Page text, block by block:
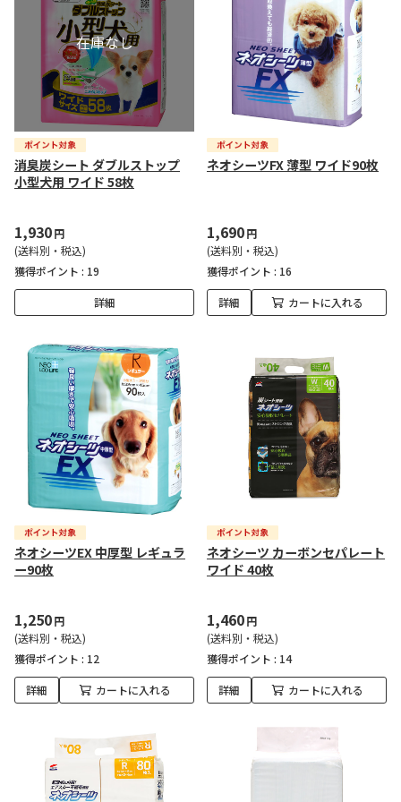
消臭炭シート ダブルストップ
小型犬用 ワイド 58枚
1,930円
(送料別・税込)
獲得ポイント : 19
詳細
ネオシーツFX 薄型 ワイド90枚
1,690円
(送料別・税込)
獲得ポイント : 16
詳細 カートに入れる
ネオシーツEX 中厚型 レギュラ
ー90枚
1,250円
(送料別・税込)
獲得ポイント : 12
詳細 カートに入れる
ネオシーツ カーボンセパレート
ワイド 40枚
1,460円
(送料別・税込)
獲得ポイント : 14
詳細 カートに入れる